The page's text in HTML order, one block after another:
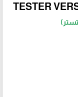
TESTER